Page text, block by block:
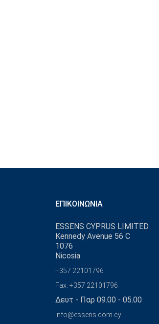
ΕΠΙΚΟΙΝΩΝΊΑ
ESSENS CYPRUS LIMITED
Kennedy Avenue 56 C
1076
Nicosia
+357 22101796
Fax: +357 22101796
Δευτ - Παρ 09.00 - 05.00
info@essens.com.cy